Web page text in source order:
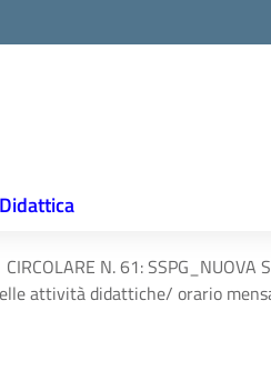
Didattica
CIRCOLARE N. 61:
attività didattiche/ orario